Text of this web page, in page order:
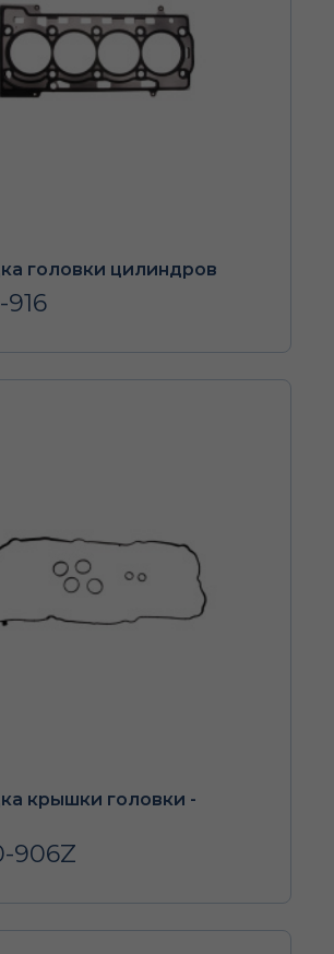
головки цилиндров
916
крышки головки -
906Z